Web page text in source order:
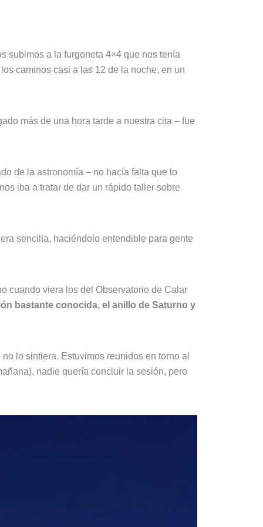
subimos a la furgoneta 4×4 que nos tenía
caminos casi a las 12 de la noche, en un
más de una hora tarde a nuestra cita – fue
de la astronomía – no hacía falta que lo
iba a tratar de dar un rápido taller sobre
sencilla, haciéndolo entendible para gente
cuando viera los del Observatorio de Calar
bastante conocida, el anillo de Saturno y
lo sintiera. Estuvimos reunidos en torno al
nadie quería concluir la sesión, pero